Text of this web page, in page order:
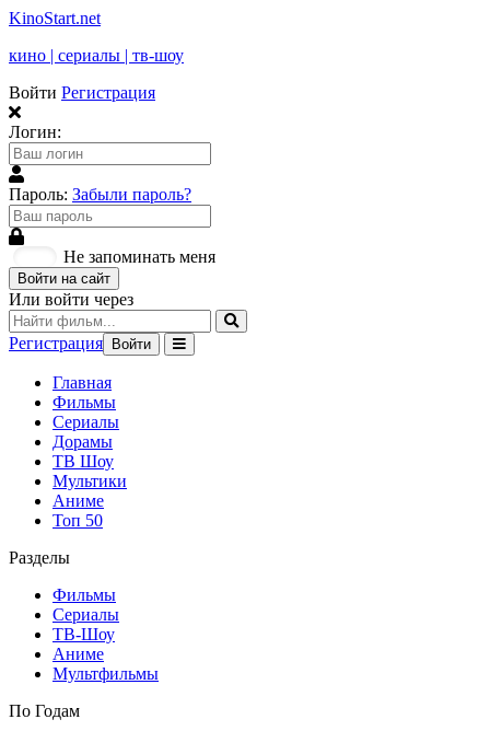
KinoStart.net
кино | сериалы | тв-шоу
Войти Регистрация
Логин:
Пароль: Забыли пароль?
Не запоминать меня
Войти на сайт
Или войти через
Регистрация Войти
Главная
Фильмы
Сериалы
Дорамы
ТВ Шоу
Мультики
Аниме
Топ 50
Разделы
Фильмы
Сериалы
ТВ-Шоу
Аниме
Мультфильмы
По Годам